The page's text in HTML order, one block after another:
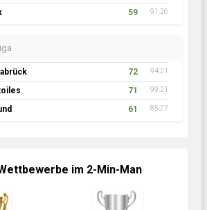
59 91:26
72 94:21
71 99:21
61 85:27
im 2-Min-Man